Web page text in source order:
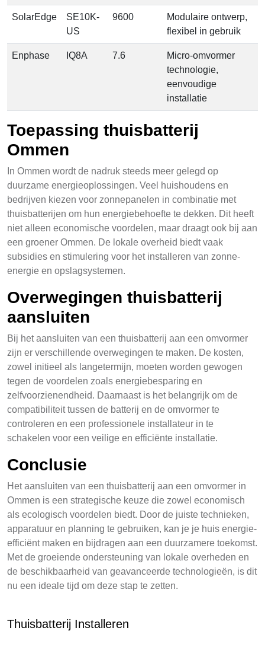
SolarEdge
SE10K-
US
9600
Modulaire ontwerp,
flexibel in gebruik
Enphase IQ8A 7.6
Micro-omvormer
technologie,
eenvoudige
installatie
Toepassing thuisbatterij
Ommen
In Ommen wordt de nadruk steeds meer gelegd op
duurzame energieoplossingen. Veel huishoudens en
bedrijven kiezen voor zonnepanelen in combinatie met
thuisbatterijen om hun energiebehoefte te dekken. Dit heeft
niet alleen economische voordelen, maar draagt ook bij aan
een groener Ommen. De lokale overheid biedt vaak
subsidies en stimulering voor het installeren van zonne-
energie en opslagsystemen.
Overwegingen thuisbatterij
aansluiten
Bij het aansluiten van een thuisbatterij aan een omvormer
zijn er verschillende overwegingen te maken. De kosten,
zowel initieel als langetermijn, moeten worden gewogen
tegen de voordelen zoals energiebesparing en
zelfvoorzienendheid. Daarnaast is het belangrijk om de
compatibiliteit tussen de batterij en de omvormer te
controleren en een professionele installateur in te
schakelen voor een veilige en efficiënte installatie.
Conclusie
Het aansluiten van een thuisbatterij aan een omvormer in
Ommen is een strategische keuze die zowel economisch
als ecologisch voordelen biedt. Door de juiste technieken,
apparatuur en planning te gebruiken, kan je je huis energie-
efficiënt maken en bijdragen aan een duurzamere toekomst.
Met de groeiende ondersteuning van lokale overheden en
de beschikbaarheid van geavanceerde technologieën, is dit
nu een ideale tijd om deze stap te zetten.
Thuisbatterij Installeren